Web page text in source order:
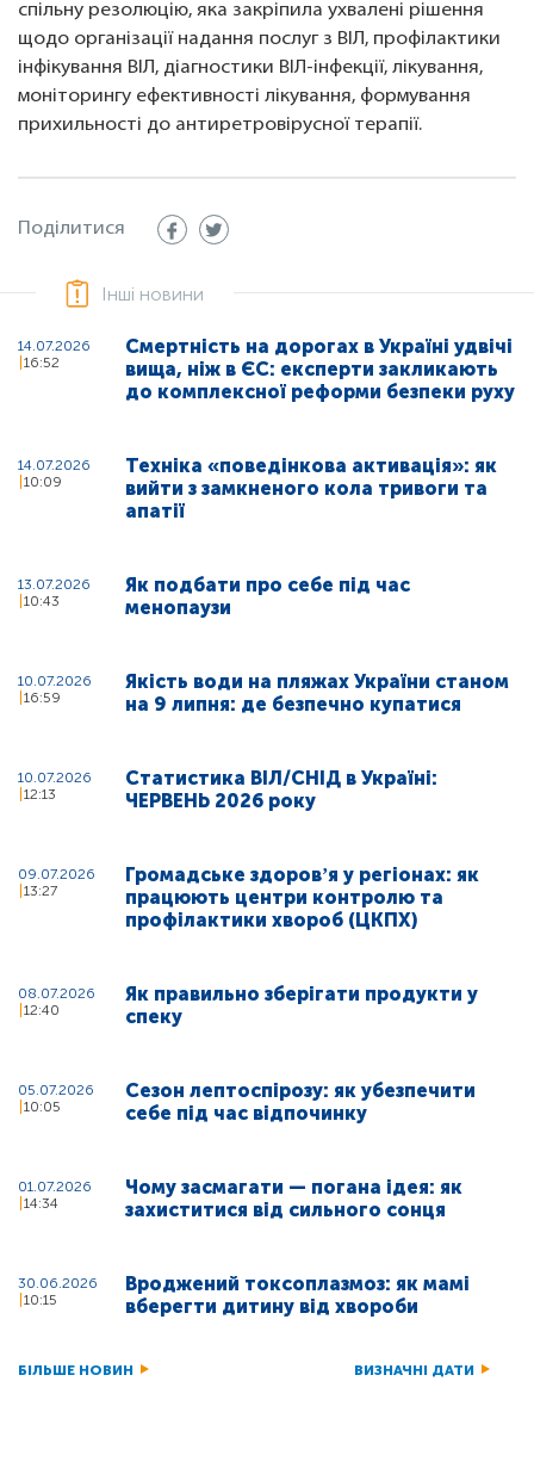
спільну резолюцію, яка закріпила ухвалені рішення
щодо організації надання послуг з ВІЛ, профілактики
інфікування ВІЛ, діагностики ВІЛ-інфекції, лікування,
моніторингу ефективності лікування, формування
прихильності до антиретровірусної терапії.
Поділитися
Інші новини
14.07.2026
16:52
Смертність на дорогах в Україні удвічі
вища, ніж в ЄС: експерти закликають
до комплексної реформи безпеки руху
14.07.2026
10:09
Техніка «поведінкова активація»: як
вийти з замкненого кола тривоги та
апатії
13.07.2026
10:43
Як подбати про себе під час
менопаузи
10.07.2026
16:59
Якість води на пляжах України станом
на 9 липня: де безпечно купатися
10.07.2026
12:13
Статистика ВІЛ/СНІД в Україні:
ЧЕРВЕНЬ 2026 року
09.07.2026
13:27
Громадське здоровʼя у регіонах: як
працюють центри контролю та
профілактики хвороб (ЦКПХ)
08.07.2026
12:40
Як правильно зберігати продукти у
спеку
05.07.2026
10:05
Сезон лептоспірозу: як убезпечити
себе під час відпочинку
01.07.2026
14:34
Чому засмагати — погана ідея: як
захиститися від сильного сонця
30.06.2026
10:15
Вроджений токсоплазмоз: як мамі
вберегти дитину від хвороби
БІЛЬШЕ НОВИН ВИЗНАЧНІ ДАТИ